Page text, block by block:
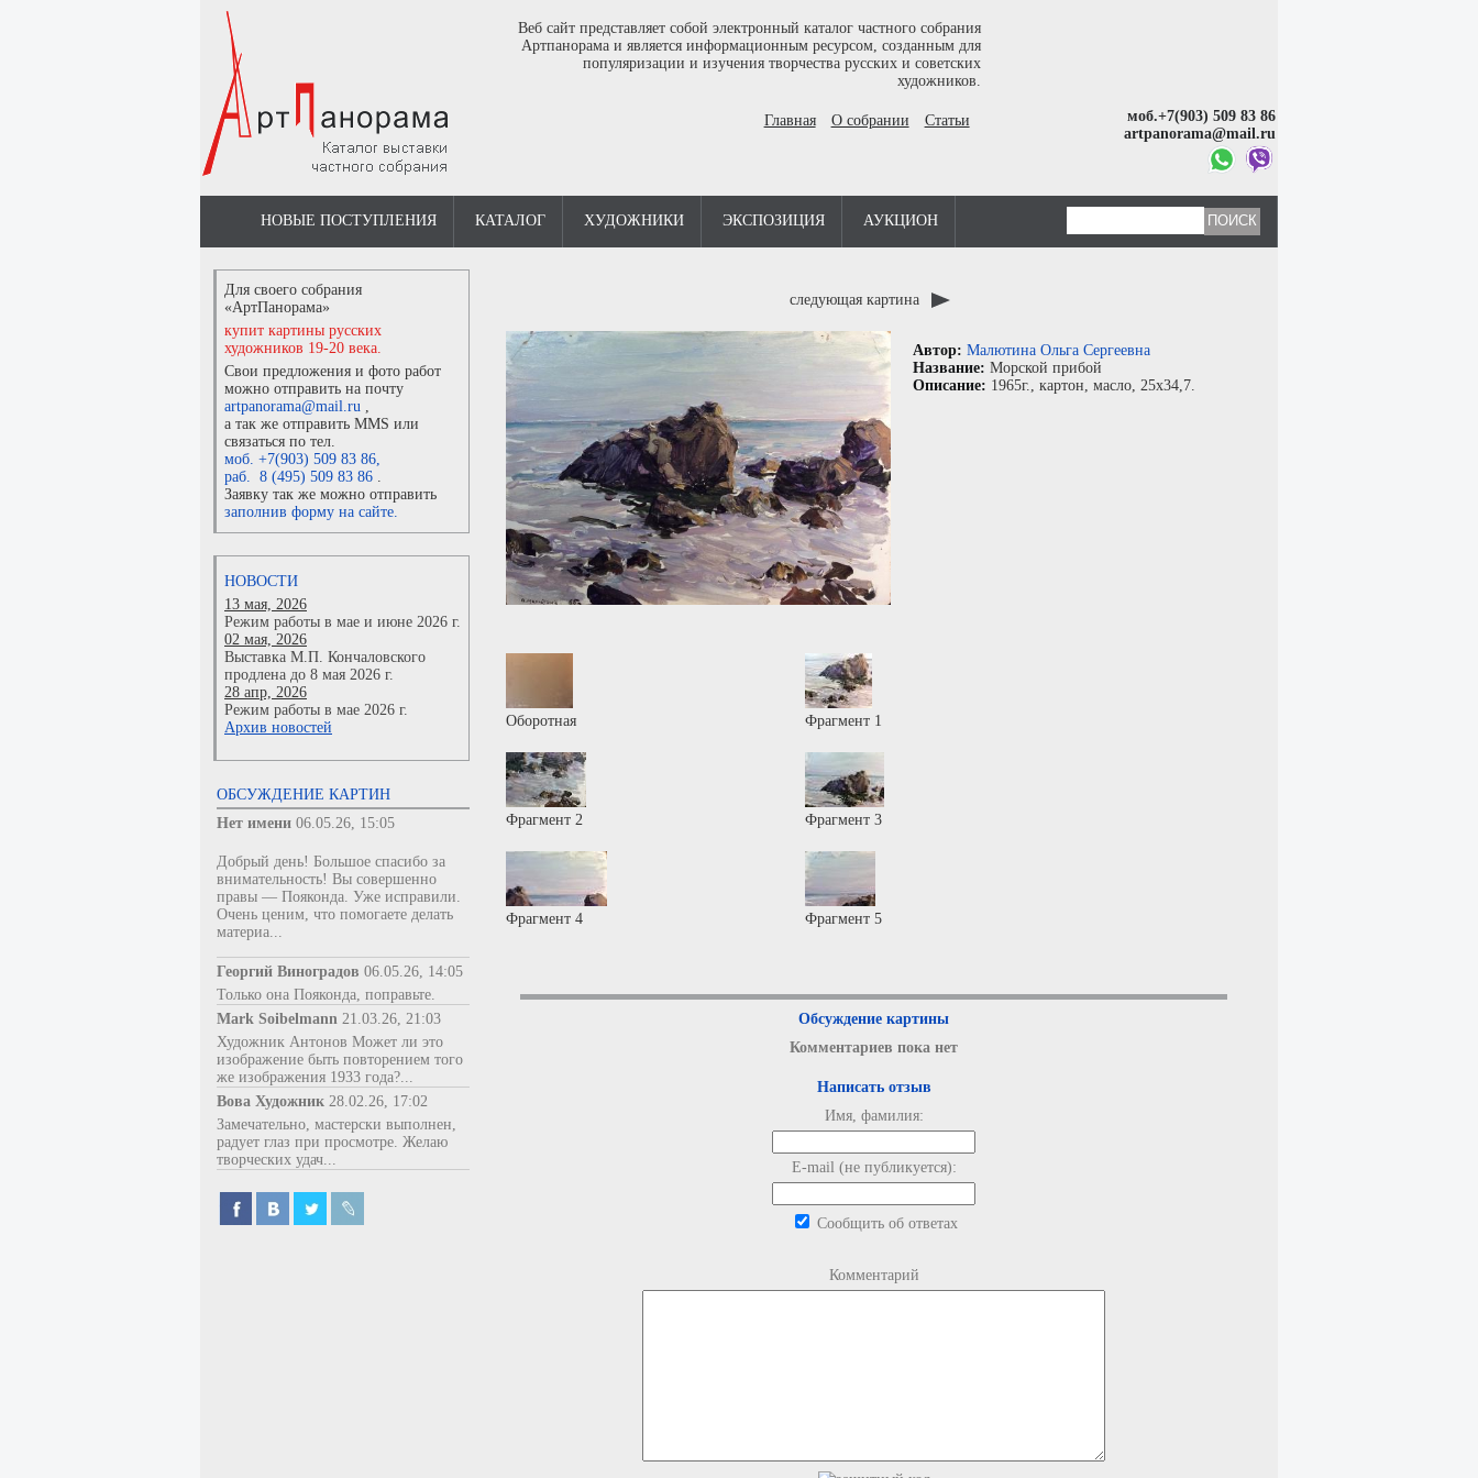
Веб сайт представляет собой электронный каталог частного собрания
Артпанорама и является информационным ресурсом, созданным для
популяризации и изучения творчества русских и советских
художников.
Главная О собрании Статьи
моб.+7(903) 509 83 86
artpanorama@mail.ru
НОВЫЕ ПОСТУПЛЕНИЯ КАТАЛОГ ХУДОЖНИКИ ЭКСПОЗИЦИЯ АУКЦИОН
Для своего собрания
«АртПанорама»
купит картины русских
художников 19-20 века.
Свои предложения и фото работ
можно отправить на почту
artpanorama@mail.ru ,
а так же отправить MMS или
связаться по тел.
моб. +7(903) 509 83 86,
раб. 8 (495) 509 83 86 .
Заявку так же можно отправить
заполнив форму на сайте.
НОВОСТИ
13 мая, 2026
Режим работы в мае и июне 2026 г.
02 мая, 2026
Выставка М.П. Кончаловского
продлена до 8 мая 2026 г.
28 апр, 2026
Режим работы в мае 2026 г.
Архив новостей
ОБСУЖДЕНИЕ КАРТИН
Нет имени 06.05.26, 15:05
Добрый день! Большое спасибо за
внимательность! Вы совершенно
правы — Пояконда. Уже исправили.
Очень ценим, что помогаете делать
материа...
Георгий Виноградов 06.05.26, 14:05
Только она Пояконда, поправьте.
Mark Soibelmann 21.03.26, 21:03
Художник Антонов Может ли это
изображение быть повторением того
же изображения 1933 года?...
Вова Художник 28.02.26, 17:02
Замечательно, мастерски выполнен,
радует глаз при просмотре. Желаю
творческих удач...
следующая картина
Автор: Малютина Ольга Сергеевна
Название: Морской прибой
Описание: 1965г., картон, масло, 25x34,7.
Оборотная Фрагмент 1
Фрагмент 2 Фрагмент 3
Фрагмент 4 Фрагмент 5
Обсуждение картины
Комментариев пока нет
Написать отзыв
Имя, фамилия:
E-mail (не публикуется):
Сообщить об ответах
Комментарий